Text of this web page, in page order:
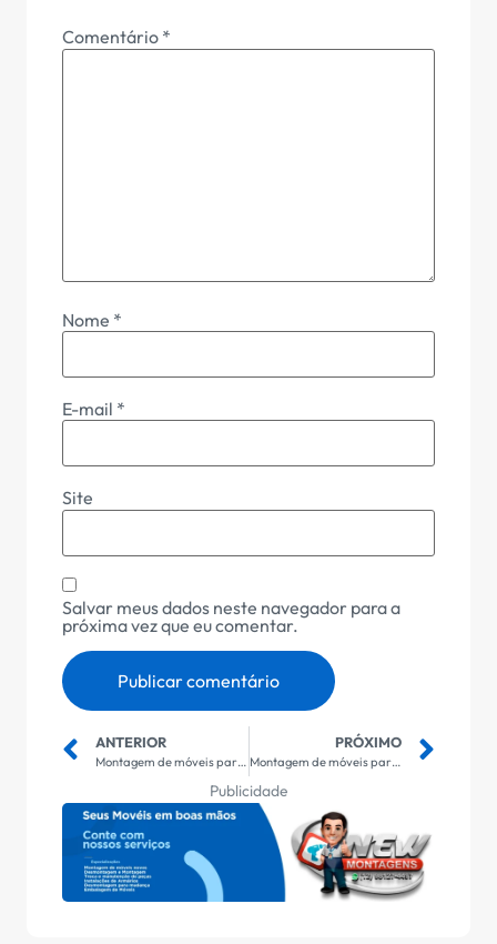
Comentário *
Nome *
E-mail *
Site
Salvar meus dados neste navegador para a
próxima vez que eu comentar.
ANTERIOR
Montagem de móveis para sala em São José dos Campos
PRÓXIMO
Montagem de móveis para cozinha em São José dos Campos
Publicidade